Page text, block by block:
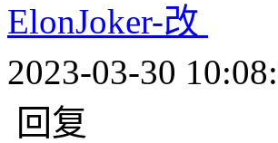
ElonJoker-改
2023-03-30
回复